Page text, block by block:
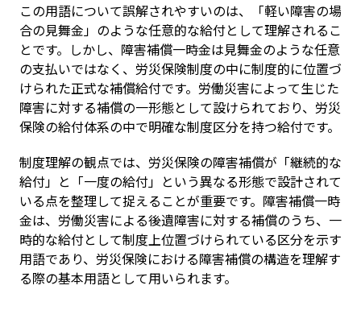
この用語について誤解されやすいのは、「軽い障害の場
合の見舞金」のような任意的な給付として理解されるこ
とです。しかし、障害補償一時金は見舞金のような任意
の支払いではなく、労災保険制度の中に制度的に位置づ
けられた正式な補償給付です。労働災害によって生じた
障害に対する補償の一形態として設けられており、労災
保険の給付体系の中で明確な制度区分を持つ給付です。
制度理解の観点では、労災保険の障害補償が「継続的な
給付」と「一度の給付」という異なる形態で設計されて
いる点を整理して捉えることが重要です。障害補償一時
金は、労働災害による後遺障害に対する補償のうち、一
時的な給付として制度上位置づけられている区分を示す
用語であり、労災保険における障害補償の構造を理解す
る際の基本用語として用いられます。